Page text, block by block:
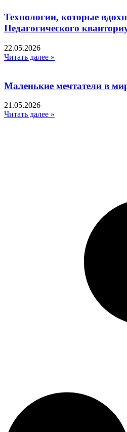
Технологии, которые
Педагогического
22.05.2026
Читать далее »
Маленькие мечтатели в
21.05.2026
Читать далее »